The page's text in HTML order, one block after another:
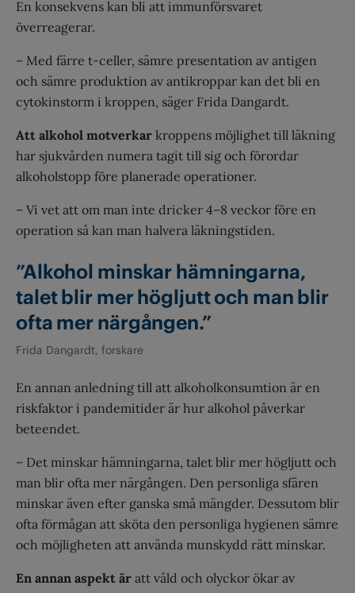
En konsekvens kan bli att immunförsvaret
överreagerar.
– Med färre t-celler, sämre presentation av antigen
och sämre produktion av antikroppar kan det bli en
cytokinstorm i kroppen, säger Frida Dangardt.
Att alkohol motverkar kroppens möjlighet till läkning
har sjukvården numera tagit till sig och förordar
alkoholstopp före planerade operationer.
– Vi vet att om man inte dricker 4–8 veckor före en
operation så kan man halvera läkningstiden.
”Alkohol minskar hämningarna,
talet blir mer högljutt och man blir
ofta mer närgången.”
Frida Dangardt, forskare
En annan anledning till att alkoholkonsumtion är en
riskfaktor i pandemitider är hur alkohol påverkar
beteendet.
– Det minskar hämningarna, talet blir mer högljutt och
man blir ofta mer närgången. Den personliga sfären
minskar även efter ganska små mängder. Dessutom blir
ofta förmågan att sköta den personliga hygienen sämre
och möjligheten att använda munskydd rätt minskar.
En annan aspekt är att våld och olyckor ökar av